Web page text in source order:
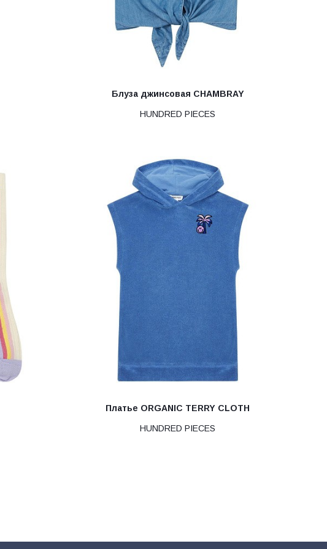
Блуза джинсовая CHAMBRAY
HUNDRED PIECES
Платье ORGANIC TERRY CLOTH
HUNDRED PIECES